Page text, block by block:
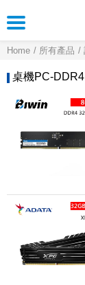
Home 所有產品
桌機PC-DDR4